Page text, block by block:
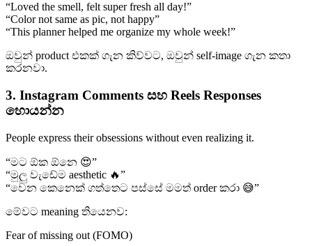
“Loved the smell, felt super fresh all day!”
“Color not same as pic, not happy”
“This planner helped me organize my whole week!”
ඔවුන් product එකක් ගැන කිව්වට, ඔවුන් self-image ගැන කතා
කරනවා.
3. Instagram Comments සහ Reels Responses
හොයන්න
People express their obsessions without even realizing it.
“මට ඕක ඕනෙ 😍”
“මුලු වැඩේම aesthetic 🔥”
“වෙන කෙනෙක් ගත්තෙට පස්සේ මමත් order කරා 😅”
මේවට meaning තියෙනව:
Fear of missing out (FOMO)